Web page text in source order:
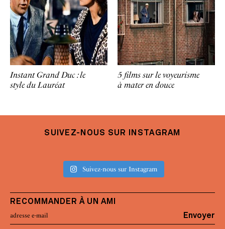
Instant Grand Duc : le
style du Lauréat
5 films sur le voyeurisme
à mater en douce
SUIVEZ-NOUS SUR INSTAGRAM
Suivez-nous sur Instagram
RECOMMANDER À UN AMI
Envoyer